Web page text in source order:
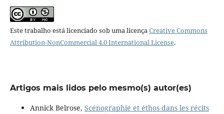
Este trabalho está licenciado sob uma licença Creative Commons
Attribution-NonCommercial 4.0 International License.
Artigos mais lidos pelo mesmo(s) autor(es)
Annick Belrose, Scénographie et éthos dans les récits